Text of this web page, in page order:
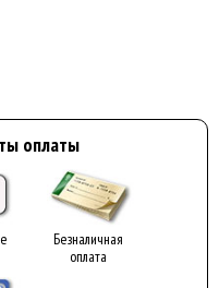
оплаты
Безналичная
оплата